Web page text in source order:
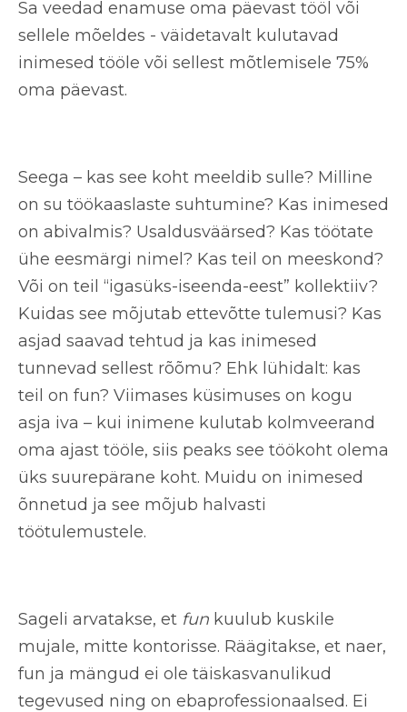
Sa veedad enamuse oma päevast tööl või
sellele mõeldes - väidetavalt kulutavad
inimesed tööle või sellest mõtlemisele 75%
oma päevast.
Seega – kas see koht meeldib sulle? Milline
on su töökaaslaste suhtumine? Kas inimesed
on abivalmis? Usaldusväärsed? Kas töötate
ühe eesmärgi nimel? Kas teil on meeskond?
Või on teil “igasüks-iseenda-eest” kollektiiv?
Kuidas see mõjutab ettevõtte tulemusi? Kas
asjad saavad tehtud ja kas inimesed
tunnevad sellest rõõmu? Ehk lühidalt: kas
teil on fun? Viimases küsimuses on kogu
asja iva – kui inimene kulutab kolmveerand
oma ajast tööle, siis peaks see töökoht olema
üks suurepärane koht. Muidu on inimesed
õnnetud ja see mõjub halvasti
töötulemustele.
Sageli arvatakse, et fun kuulub kuskile
mujale, mitte kontorisse. Räägitakse, et naer,
fun ja mängud ei ole täiskasvanulikud
tegevused ning on ebaprofessionaalsed. Ei